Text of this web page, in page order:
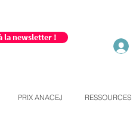
la newsletter !
PRIX ANACEJ RESSOURCES